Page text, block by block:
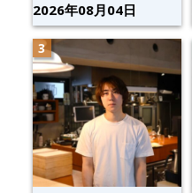
2026年08月04日